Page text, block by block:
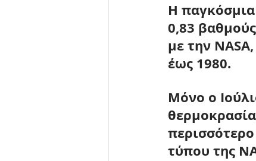
Η
0,83
με την
έως 1980.
Μόνο ο
τύπου της